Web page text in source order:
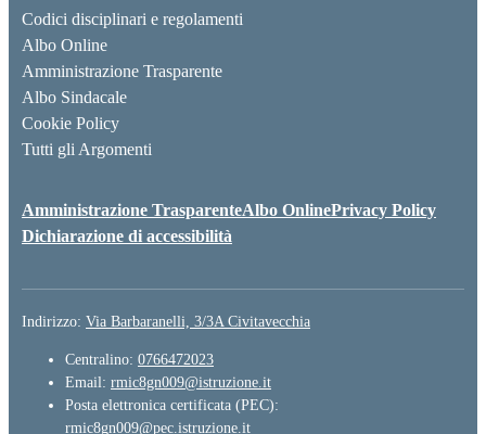
Codici disciplinari e regolamenti
Albo Online
Amministrazione Trasparente
Albo Sindacale
Cookie Policy
Tutti gli Argomenti
Amministrazione TrasparenteAlbo OnlinePrivacy Policy
Dichiarazione di accessibilità
Indirizzo: Via Barbaranelli, 3/3A Civitavecchia
Centralino: 0766472023
Email: rmic8gn009@istruzione.it
Posta elettronica certificata (PEC):
rmic8gn009@pec.istruzione.it